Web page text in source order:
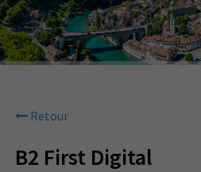
Retour
B2 First Digital